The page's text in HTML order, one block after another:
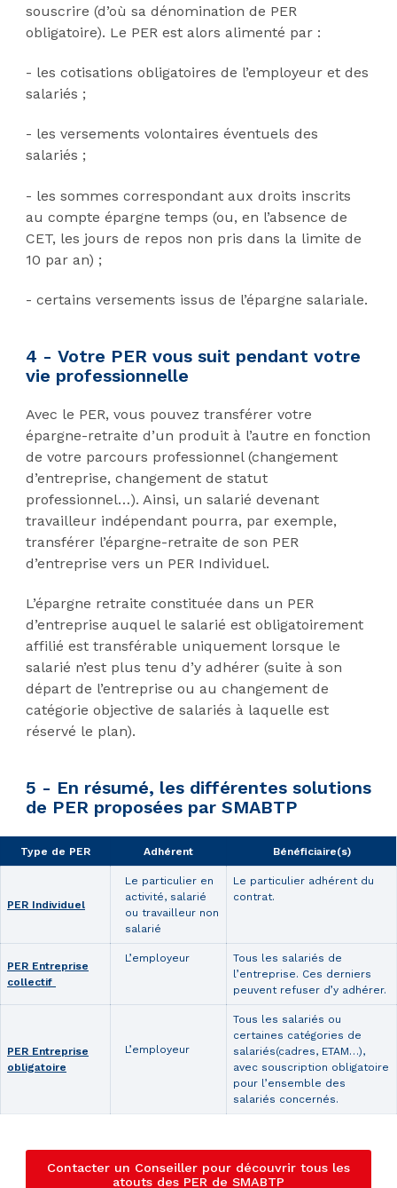
souscrire (d’où sa dénomination de PER
obligatoire). Le PER est alors alimenté par :
- les cotisations obligatoires de l’employeur et des
salariés ;
- les versements volontaires éventuels des
salariés ;
- les sommes correspondant aux droits inscrits
au compte épargne temps (ou, en l’absence de
CET, les jours de repos non pris dans la limite de
10 par an) ;
- certains versements issus de l’épargne salariale.
4 - Votre PER vous suit pendant votre
vie professionnelle
Avec le PER, vous pouvez transférer votre
épargne-retraite d’un produit à l’autre en fonction
de votre parcours professionnel (changement
d’entreprise, changement de statut
professionnel…). Ainsi, un salarié devenant
travailleur indépendant pourra, par exemple,
transférer l’épargne-retraite de son PER
d’entreprise vers un PER Individuel.
L’épargne retraite constituée dans un PER
d’entreprise auquel le salarié est obligatoirement
affilié est transférable uniquement lorsque le
salarié n’est plus tenu d’y adhérer (suite à son
départ de l’entreprise ou au changement de
catégorie objective de salariés à laquelle est
réservé le plan).
5 - En résumé, les différentes solutions
de PER proposées par SMABTP
Type de PER Adhérent Bénéficiaire(s)
PER Individuel
Le particulier en
activité, salarié
ou travailleur non
salarié
Le particulier adhérent du
contrat.
PER Entreprise
collectif
L’employeur
Tous les salariés de
l’entreprise. Ces derniers
peuvent refuser d’y adhérer.
PER Entreprise
obligatoire
L’employeur
Tous les salariés ou
certaines catégories de
salariés(cadres, ETAM…),
avec souscription obligatoire
pour l’ensemble des
salariés concernés.
Contacter un Conseiller pour découvrir tous les
atouts des PER de SMABTP